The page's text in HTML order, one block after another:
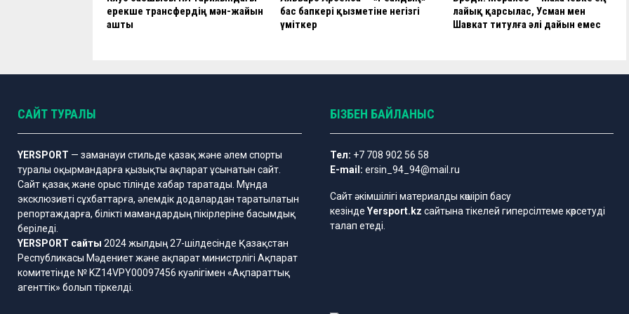
ерекше трансфердің мән-жайын
ашты
бас бапкері қызметіне негізгі
үміткер
лайық қарсылас, Усман мен
Шавкат титулға әлі дайын емес
САЙТ ТУРАЛЫ
YERSPORT — заманауи стильде қазақ және әлем спорты
туралы оқырмандарға қызықты ақпарат ұсынатын сайт.
Сайт қазақ және орыс тілінде хабар таратады. Мұнда
эксклюзивті сұхбаттарға, әлемдік додалардан таратылатын
репортаждарға, білікті мамандардың пікірлеріне басымдық
беріледі.
YERSPORT сайты 2024 жылдың 27-шілдесінде Қазақстан
Республикасы Мәдениет және ақпарат министрлігі Ақпарат
комитетінде № KZ14VPY00097456 куәлігімен «Ақпараттық
агенттік» болып тіркелді.
БІЗБЕН БАЙЛАНЫС
Тел: +7 708 902 56 58
E-mail: ersin_94_94@mail.ru
Сайт әкімшілігі материалды көшіріп басу
кезінде Yersport.kz сайтына тікелей гиперсілтеме көрсетуді
талап етеді.